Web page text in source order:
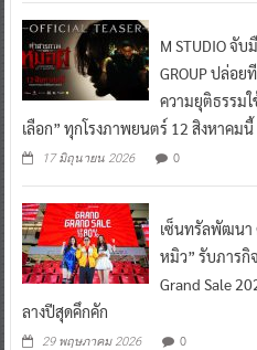
M STUDIO จับ
GROUP ปล่อย
ความยุติธรรม
เลือก” ทุกโรงภาพยนตร์ 12 สิงหาคมนี้
17 มิถุนายน 2026 0
เซ็นทรัลพัฒนา
หมิว” รับภารกิ
Grand Sale
ลางปีสุดคึกคัก
29 พฤษภาคม 2026 0